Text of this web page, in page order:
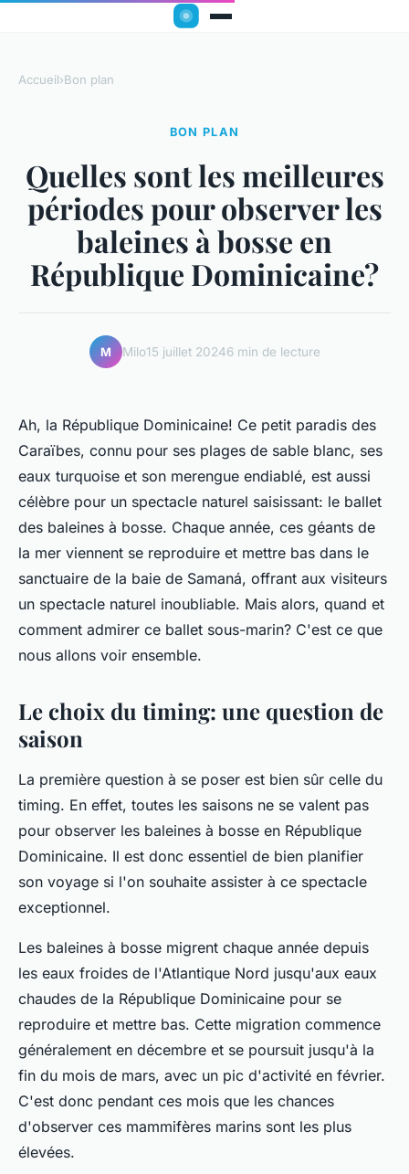
Accueil›Bon plan
BON PLAN
Quelles sont les meilleures
périodes pour observer les
baleines à bosse en
République Dominicaine?
M Milo15 juillet 20246 min de lecture
Ah, la République Dominicaine! Ce petit paradis des
Caraïbes, connu pour ses plages de sable blanc, ses
eaux turquoise et son merengue endiablé, est aussi
célèbre pour un spectacle naturel saisissant: le ballet
des baleines à bosse. Chaque année, ces géants de
la mer viennent se reproduire et mettre bas dans le
sanctuaire de la baie de Samaná, offrant aux visiteurs
un spectacle naturel inoubliable. Mais alors, quand et
comment admirer ce ballet sous-marin? C'est ce que
nous allons voir ensemble.
Le choix du timing: une question de
saison
La première question à se poser est bien sûr celle du
timing. En effet, toutes les saisons ne se valent pas
pour observer les baleines à bosse en République
Dominicaine. Il est donc essentiel de bien planifier
son voyage si l'on souhaite assister à ce spectacle
exceptionnel.
Les baleines à bosse migrent chaque année depuis
les eaux froides de l'Atlantique Nord jusqu'aux eaux
chaudes de la République Dominicaine pour se
reproduire et mettre bas. Cette migration commence
généralement en décembre et se poursuit jusqu'à la
fin du mois de mars, avec un pic d'activité en février.
C'est donc pendant ces mois que les chances
d'observer ces mammifères marins sont les plus
élevées.